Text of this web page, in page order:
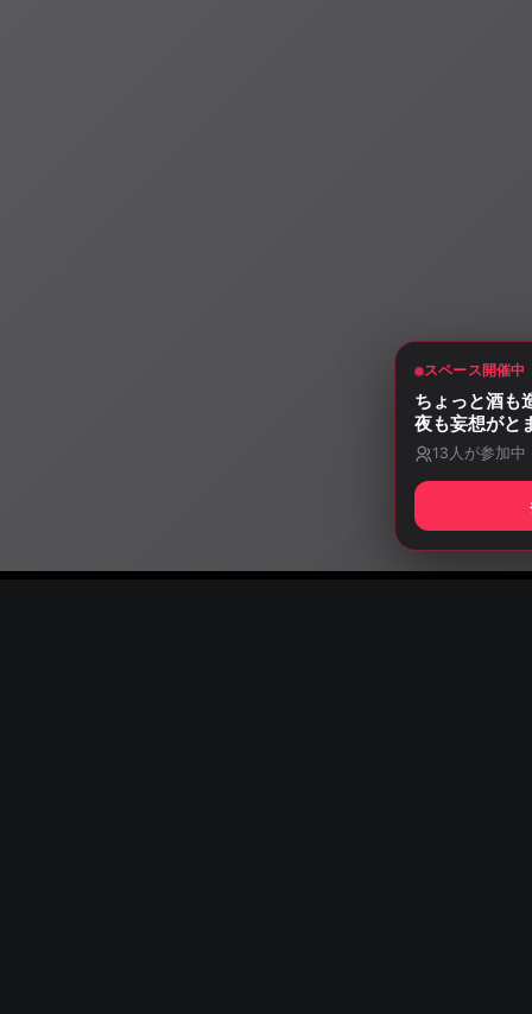
スペース開催中
ちょっと酒も
夜も妄想がと
13 人が参加中